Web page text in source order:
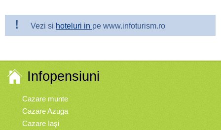
! Vezi si hoteluri in pe www.infoturism.ro
Infopensiuni
Cazare munte
Cazare Azuga
Cazare Iaşi